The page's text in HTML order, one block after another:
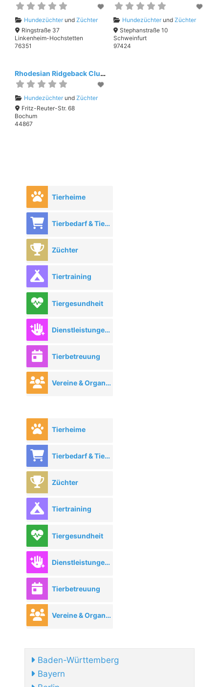
Hundezüchterund Züchter
Ringstraße 37
Linkenheim-Hochstetten
76351
Hundezüchter undZüchter
Stephanstraße 10
Schweinfurt
97424
Rhodesian Ridgeback Club Deutschland e.V.
Hundezüchterund Züchter
Fritz-Reuter-Str. 68
Bochum
44867
Tierheime
Tierbedarf & Tierhandel
Züchter
Tiertraining
Tiergesundheit
Dienstleistungen rund ums Tier
Tierbetreuung
Vereine & Organisationen
Tierheime
Tierbedarf & Tierhandel
Züchter
Tiertraining
Tiergesundheit
Dienstleistungen rund ums Tier
Tierbetreuung
Vereine & Organisationen
Baden-Württemberg
Bayern